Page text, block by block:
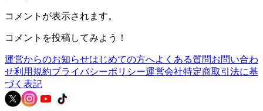
コメントが表示されます。
コメントを投稿してみよう！
運営からのお知らせはじめての方へよくある質問お問い合わ
せ利用規約プライバシーポリシー運営会社特定商取引法に基
づく表記